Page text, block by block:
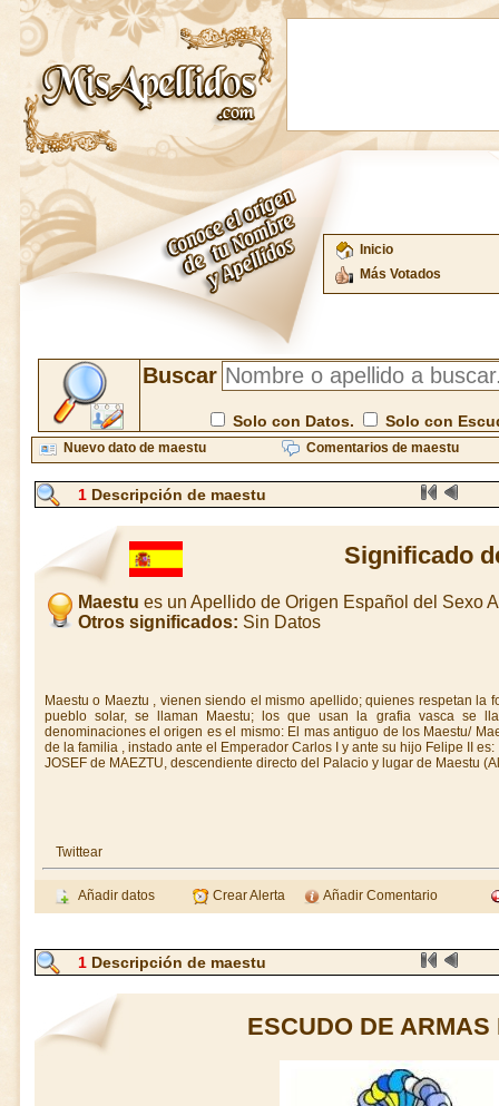
Inicio
Más Votados
Buscar
Solo con Datos. Solo con
Nuevo dato de maestu Comentarios de maestu
1 Descripción de maestu
Significado
Maestu es un Apellido de Origen Español del Sexo
Otros significados: Sin Datos
Maestu o Maeztu , vienen siendo el mismo apellido; quienes respetan la
pueblo solar, se llaman Maestu; los que usan la grafia vasca se
denominaciones el origen es el mismo: El mas antiguo de los Maestu/
de la familia , instado ante el Emperador Carlos I y ante su hijo Felipe II es:
JOSEF de MAEZTU, descendiente directo del Palacio y lugar de Maestu
Twittear
Añadir datos Crear Alerta Añadir Comentario
1 Descripción de maestu
ESCUDO DE ARMAS